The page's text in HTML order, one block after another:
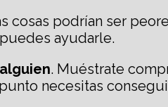
cosas podrían ser
ayudarle.
. Muéstrate
necesitas